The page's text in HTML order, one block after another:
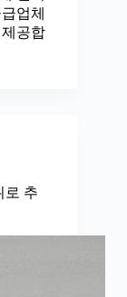
업체
공합
로 추